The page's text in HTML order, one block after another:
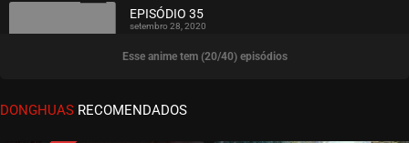
ASSISTIDO
EPISÓDIO 35
setembro 28, 2020
EPISÓDIO 34
Esse anime tem (20/40) episódios
DONGHUAS RECOMENDADOS